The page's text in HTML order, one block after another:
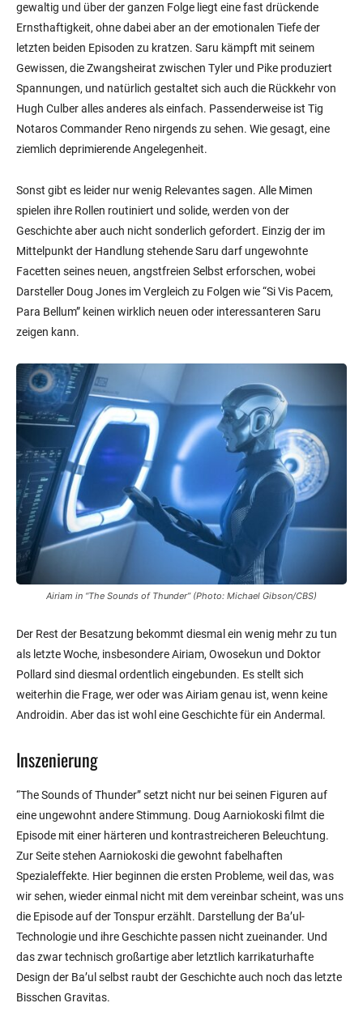
gewaltig und über der ganzen Folge liegt eine fast drückende
Ernsthaftigkeit, ohne dabei aber an der emotionalen Tiefe der
letzten beiden Episoden zu kratzen. Saru kämpft mit seinem
Gewissen, die Zwangsheirat zwischen Tyler und Pike produziert
Spannungen, und natürlich gestaltet sich auch die Rückkehr von
Hugh Culber alles anderes als einfach. Passenderweise ist Tig
Notaros Commander Reno nirgends zu sehen. Wie gesagt, eine
ziemlich deprimierende Angelegenheit.
Sonst gibt es leider nur wenig Relevantes sagen. Alle Mimen
spielen ihre Rollen routiniert und solide, werden von der
Geschichte aber auch nicht sonderlich gefordert. Einzig der im
Mittelpunkt der Handlung stehende Saru darf ungewohnte
Facetten seines neuen, angstfreien Selbst erforschen, wobei
Darsteller Doug Jones im Vergleich zu Folgen wie “Si Vis Pacem,
Para Bellum” keinen wirklich neuen oder interessanteren Saru
zeigen kann.
Airiam in “The Sounds of Thunder” (Photo: Michael Gibson/CBS)
Der Rest der Besatzung bekommt diesmal ein wenig mehr zu tun
als letzte Woche, insbesondere Airiam, Owosekun und Doktor
Pollard sind diesmal ordentlich eingebunden. Es stellt sich
weiterhin die Frage, wer oder was Airiam genau ist, wenn keine
Androidin. Aber das ist wohl eine Geschichte für ein Andermal.
Inszenierung
“The Sounds of Thunder” setzt nicht nur bei seinen Figuren auf
eine ungewohnt andere Stimmung. Doug Aarniokoski filmt die
Episode mit einer härteren und kontrastreicheren Beleuchtung.
Zur Seite stehen Aarniokoski die gewohnt fabelhaften
Spezialeffekte. Hier beginnen die ersten Probleme, weil das, was
wir sehen, wieder einmal nicht mit dem vereinbar scheint, was uns
die Episode auf der Tonspur erzählt. Darstellung der Ba’ul-
Technologie und ihre Geschichte passen nicht zueinander. Und
das zwar technisch großartige aber letztlich karrikaturhafte
Design der Ba’ul selbst raubt der Geschichte auch noch das letzte
Bisschen Gravitas.